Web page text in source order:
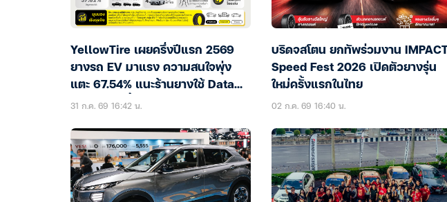
YellowTire เผยครึ่งปีแรก 2569
ยางรถ EV มาแรง ความสนใจพุ่ง
แตะ 67.54% แนะร้านยางใช้ Data
รับมือกำลังซื้อชะลอ
31 ก.ค. 69 16:42 น.
บริดจสโตน ยกทัพร่วมงาน IMPACT
Speed Fest 2026 เปิดตัวยางรุ่น
ใหม่ครั้งแรกในไทย
02 ก.ค. 69 16:40 น.